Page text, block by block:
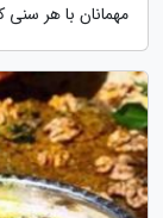
مهمانان با هر